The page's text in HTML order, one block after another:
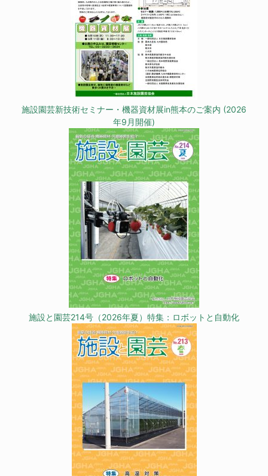
施設園芸新技術セミナー・機器資材展in熊本のご案内 (2026
年9月開催)
施設と園芸214号（2026年夏）特集：ロボットと自動化